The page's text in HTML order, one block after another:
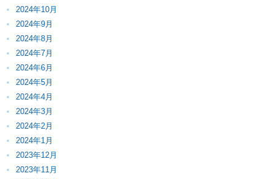
2024年10月
2024年9月
2024年8月
2024年7月
2024年6月
2024年5月
2024年4月
2024年3月
2024年2月
2024年1月
2023年12月
2023年11月